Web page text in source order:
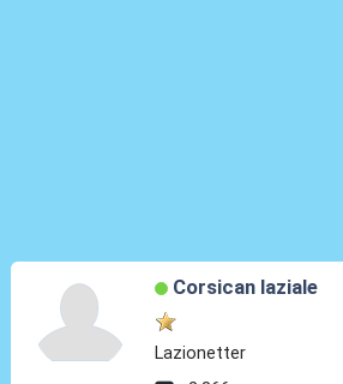
Corsican laziale
Lazionetter